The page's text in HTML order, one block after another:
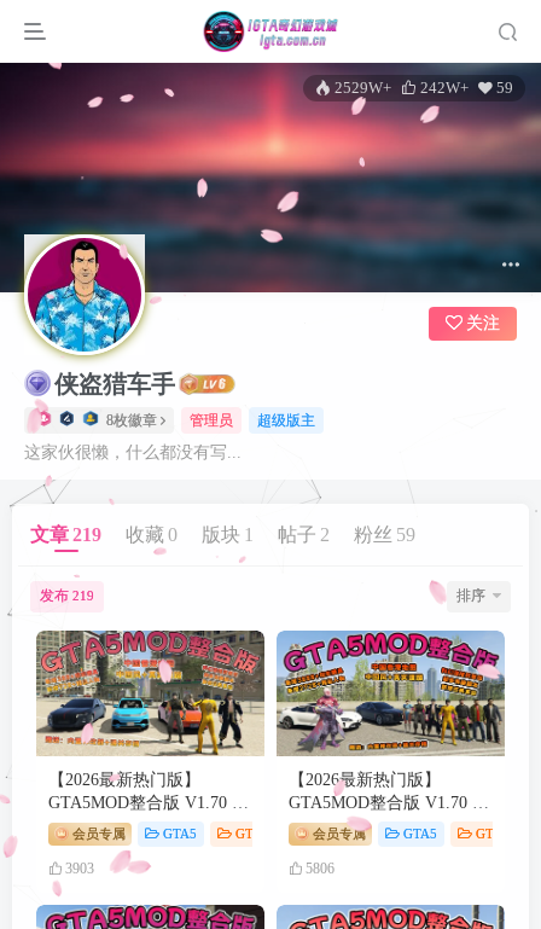
2529W+ 242W+ 59
侠盗猎车手
8枚徽章 管理员 超级版主
这家伙很懒，什么都没有写...
关注
文章219 收藏 0 版块 1 帖子 2 粉丝 59
发布 219 排序
【2026最新热门版】
GTA5MOD整合版 V1.70 真
实画质 新增388+现实载具
新增728+精品人物 中国风
+中国香港地图 真实道路
+各种名牌店 科幻混搭武器
包 超多有趣脚本 新增任务
会员专属 GTA5 GTA5 游戏 动作冒险
3903
【2026最新热门版】
GTA5MOD整合版 V1.70 真
实画质 新增3888+现实载具
新增2728+精品人物 中国风
+中国香港地图 真实道路
包 超多有趣脚本 新增任务
会员专属 GTA5 GTA5 游戏
5806
登录
没有账号？立即注册
登录